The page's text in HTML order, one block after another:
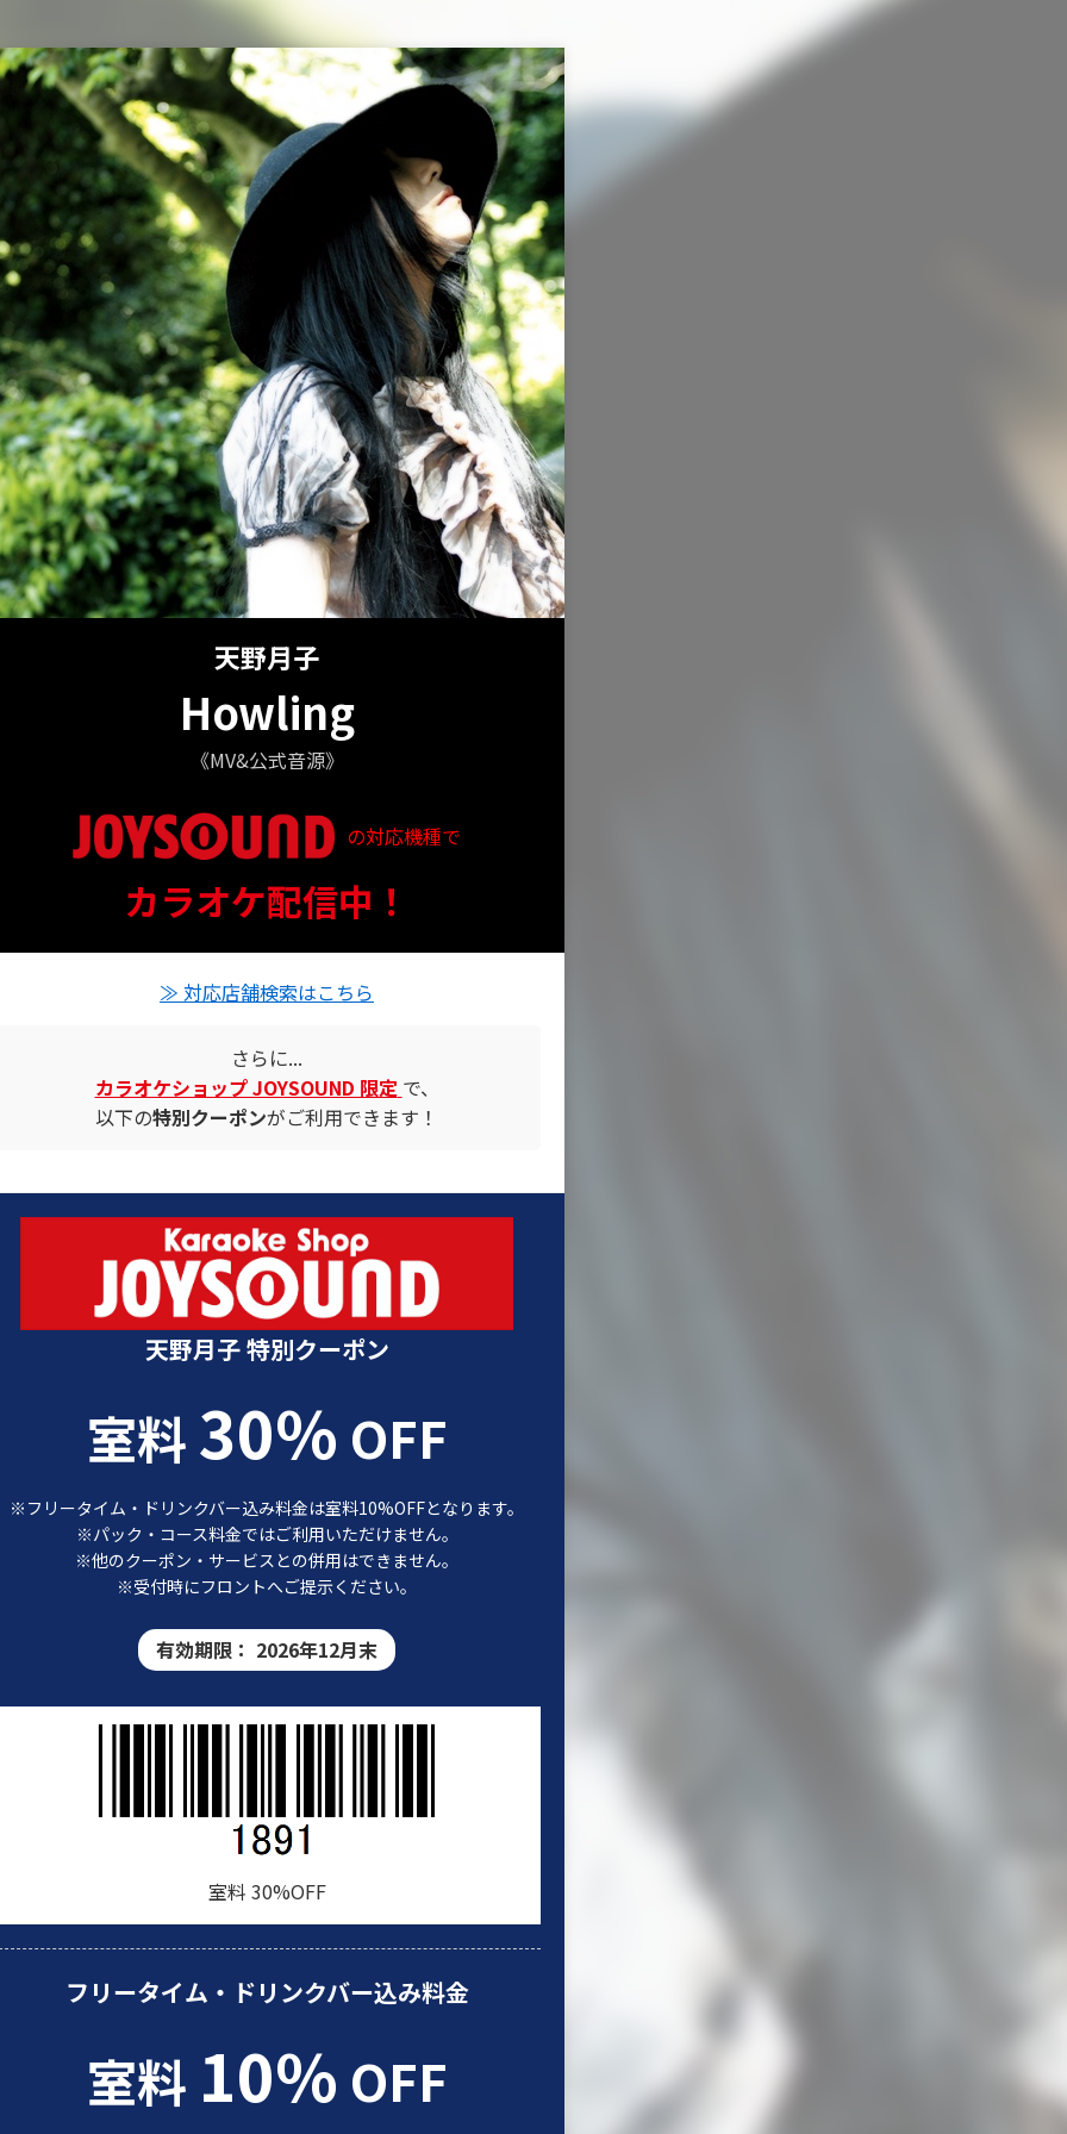
天野月子
Howling
《MV&公式音源》
の対応機種で
カラオケ配信中！
応店舗とクーポン情報≫ 対応店舗検索はこちら
さらに...
カラオケショップ JOYSOUND 限定 で、
以下の特別クーポンがご利用できます！
ラオケショップ JOYSOUND 特別クーポン
天野月子 特別クーポン
室料30% OFF
※フリータイム・ドリンクバー込み料金は室料10%OFFとなります。
※パック・コース料金ではご利用いただけません。
※他のクーポン・サービスとの併用はできません。
※受付時にフロントへご提示ください。
有効期限： 2026年12月末
室料 30%OFF
フリータイム・ドリンクバー込み料金
室料 10% OFF